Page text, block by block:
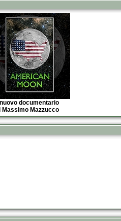
nuovo documentario
Massimo Mazzucco